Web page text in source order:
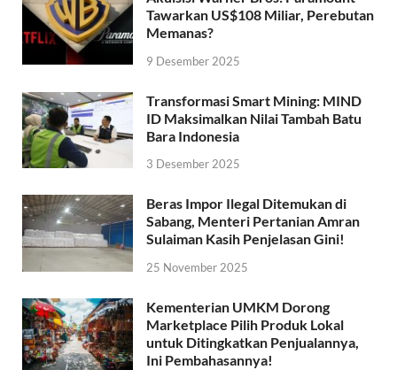
Tawarkan US$108 Miliar, Perebutan
Memanas?
9 Desember 2025
Transformasi Smart Mining: MIND
ID Maksimalkan Nilai Tambah Batu
Bara Indonesia
3 Desember 2025
Beras Impor Ilegal Ditemukan di
Sabang, Menteri Pertanian Amran
Sulaiman Kasih Penjelasan Gini!
25 November 2025
Kementerian UMKM Dorong
Marketplace Pilih Produk Lokal
untuk Ditingkatkan Penjualannya,
Ini Pembahasannya!